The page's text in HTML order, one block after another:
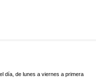
día, de lunes a viernes a primera